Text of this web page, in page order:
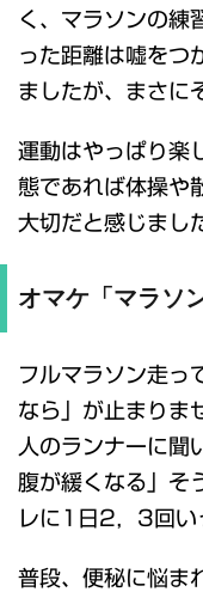
く、マラソンの練
った距離は嘘をつ
ましたが、まさに
運動はやっぱり楽
態であれば体操や
大切だと感じまし
オマケ「マラソ
フルマラソン走っ
なら」が止まりま
人のランナーに聞
腹が緩くなる」そ
レに1日2，3回い
普段、便秘に悩ま